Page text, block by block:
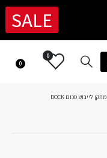
SALE
0
0
מתקן לייבוש סכום DOCK